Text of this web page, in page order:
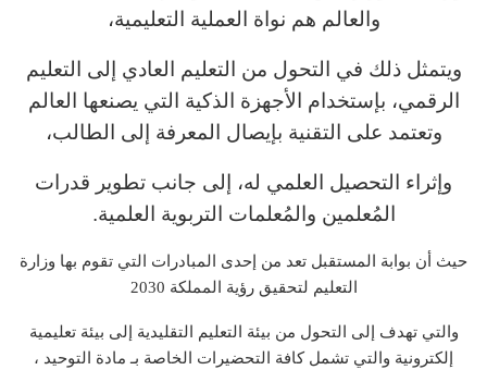
والعالم هم نواة العملية التعليمية،
ويتمثل ذلك في التحول من التعليم العادي إلى التعليم
الرقمي، بإستخدام الأجهزة الذكية التي يصنعها العالم
وتعتمد على التقنية بإيصال المعرفة إلى الطالب،
وإثراء التحصيل العلمي له، إلى جانب تطوير قدرات
المُعلمين والمُعلمات التربوية العلمية.
حيث أن بوابة المستقبل تعد من إحدى المبادرات التي تقوم بها وزارة
التعليم لتحقيق رؤية المملكة 2030
والتي تهدف إلى التحول من بيئة التعليم التقليدية إلى بيئة تعليمية
إلكترونية والتي تشمل كافة التحضيرات الخاصة بـ مادة التوحيد ،